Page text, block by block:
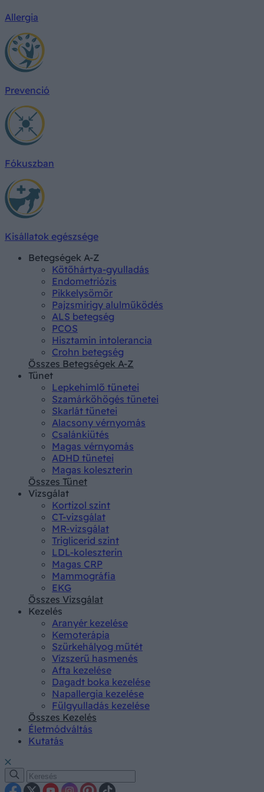
Allergia
Prevenció
Fókuszban
Kisállatok egészsége
Betegségek A-Z
Kötőhártya-gyulladás
Endometriózis
Pikkelysömör
Pajzsmirigy alulműködés
ALS betegség
PCOS
Hisztamin intolerancia
Crohn betegség
Összes Betegségek A-Z
Tünet
Lepkehimlő tünetei
Szamárköhögés tünetei
Skarlát tünetei
Alacsony vérnyomás
Csalánkiütés
Magas vérnyomás
ADHD tünetei
Magas koleszterin
Összes Tünet
Vizsgálat
Kortizol szint
CT-vizsgálat
MR-vizsgálat
Triglicerid szint
LDL-koleszterin
Magas CRP
Mammográfia
EKG
Összes Vizsgálat
Kezelés
Aranyér kezelése
Kemoterápia
Szürkehályog műtét
Vízszerű hasmenés
Afta kezelése
Dagadt boka kezelése
Napallergia kezelése
Fülgyulladás kezelése
Összes Kezelés
Életmódváltás
Kutatás